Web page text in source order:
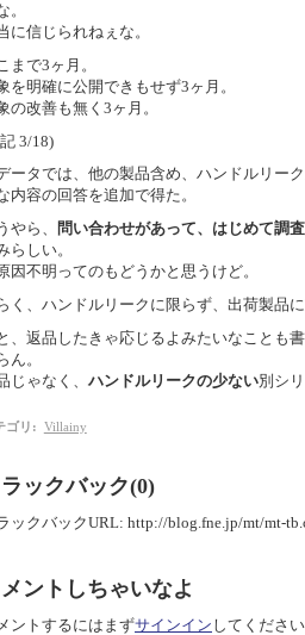
。
に信じられねぇな。
まで3ヶ月。
を明確に公開できもせず3ヶ月。
の改善も無く3ヶ月。
3/18)
ータでは、他の製品含め、ハンドルリー
内容の回答を追加で得た。
やら、
問い合わせがあって、はじめて調
らしい。
因不明ってのもどうかと思うけど。
く、ハンドルリークに限らず、出荷製品
、返品したきゃ応じるよみたいなことも
ん。
じゃなく、 ハンドルリークの少ない別シ
ゴリ : Villainy
ラックバック(0)
ックバックURL: http://blog.fne.jp/mt/mt-
ントしちゃいなよ
ントするにはまずサインイン してください